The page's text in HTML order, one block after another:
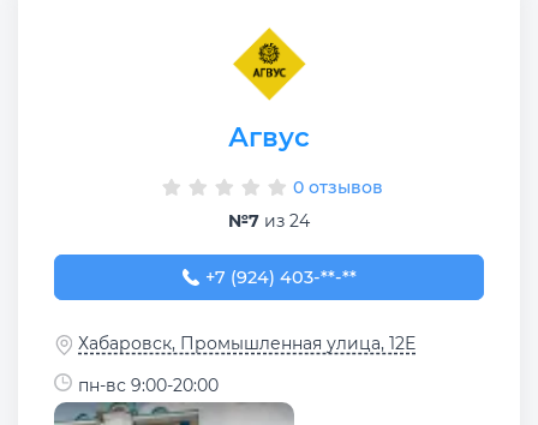
Агвус
0 отзывов
№7 из 24
+7 (924) 403-77-44
+7 (924) 403-**-**
Хабаровск, Промышленная улица, 12Е
пн-вс 9:00-20:00